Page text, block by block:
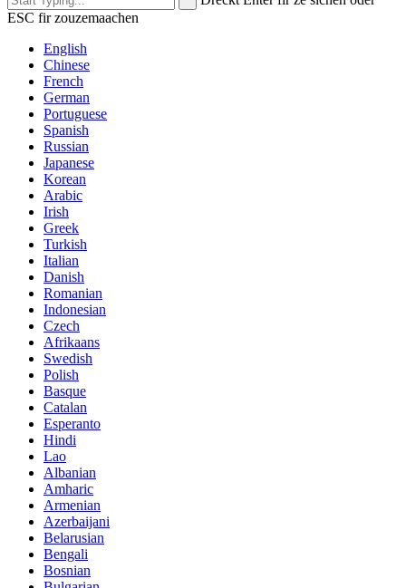
ESC fir zouzemaachen
English
Chinese
French
German
Portuguese
Spanish
Russian
Japanese
Korean
Arabic
Irish
Greek
Turkish
Italian
Danish
Romanian
Indonesian
Czech
Afrikaans
Swedish
Polish
Basque
Catalan
Esperanto
Hindi
Lao
Albanian
Amharic
Armenian
Azerbaijani
Belarusian
Bengali
Bosnian